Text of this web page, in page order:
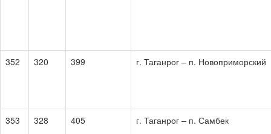
352 320 399 г. Таганрог – п. Новоприморский
353 328 405 г. Таганрог – п. Самбек